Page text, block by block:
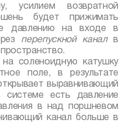
усилием возвратной
будет прижимать
давлению на входе в
перепускной каналв
соленоидную катушку
поле, в результате
выравнивающий
есть давление
в над поршневом
канал больше в